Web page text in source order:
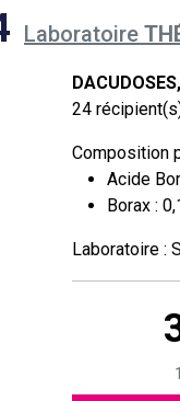
Laboratoire
24
Composition
Acide
Borax :
Laboratoire :